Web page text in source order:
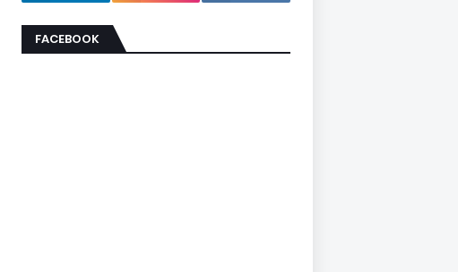
FACEBOOK